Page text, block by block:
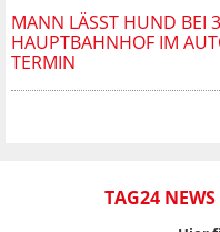
MANN LÄSST HUND BEI
HAUPTBAHNHOF IM
TERMIN
TAG24